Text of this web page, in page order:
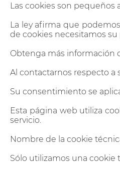
Las cookies son
La ley afirma que
de cookies necesitamos su
Obtenga más información
Al contactarnos respecto a
Su consentimiento se
Esta página web utiliza
servicio.
Nombre de la cookie
Sólo utilizamos una cookie